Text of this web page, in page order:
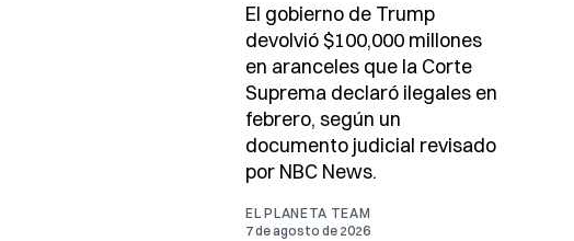
El gobierno de Trump
devolvió $100,000 millones
en aranceles que la Corte
Suprema declaró ilegales en
febrero, según un
documento judicial revisado
por NBC News.
EL PLANETA TEAM
7 de agosto de 2026